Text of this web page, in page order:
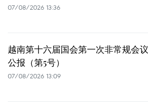
07/08/2026 13:36
越南第十六届国会第一次非常规会议
公报（第5号）
07/08/2026 13:09